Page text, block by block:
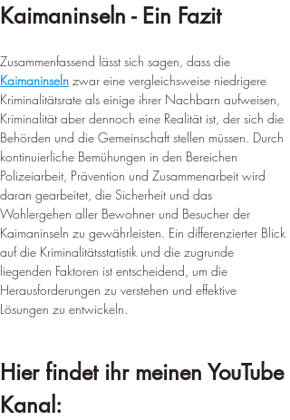
Kaimaninseln - Ein Fazit
Zusammenfassend lässt sich sagen, dass die
Kaimaninseln zwar eine vergleichsweise niedrigere
Kriminalitätsrate als einige ihrer Nachbarn aufweisen,
Kriminalität aber dennoch eine Realität ist, der sich die
Behörden und die Gemeinschaft stellen müssen. Durch
kontinuierliche Bemühungen in den Bereichen
Polizeiarbeit, Prävention und Zusammenarbeit wird
daran gearbeitet, die Sicherheit und das
Wohlergehen aller Bewohner und Besucher der
Kaimaninseln zu gewährleisten. Ein differenzierter Blick
auf die Kriminalitätsstatistik und die zugrunde
liegenden Faktoren ist entscheidend, um die
Herausforderungen zu verstehen und effektive
Lösungen zu entwickeln.
Hier findet ihr meinen YouTube
Kanal: